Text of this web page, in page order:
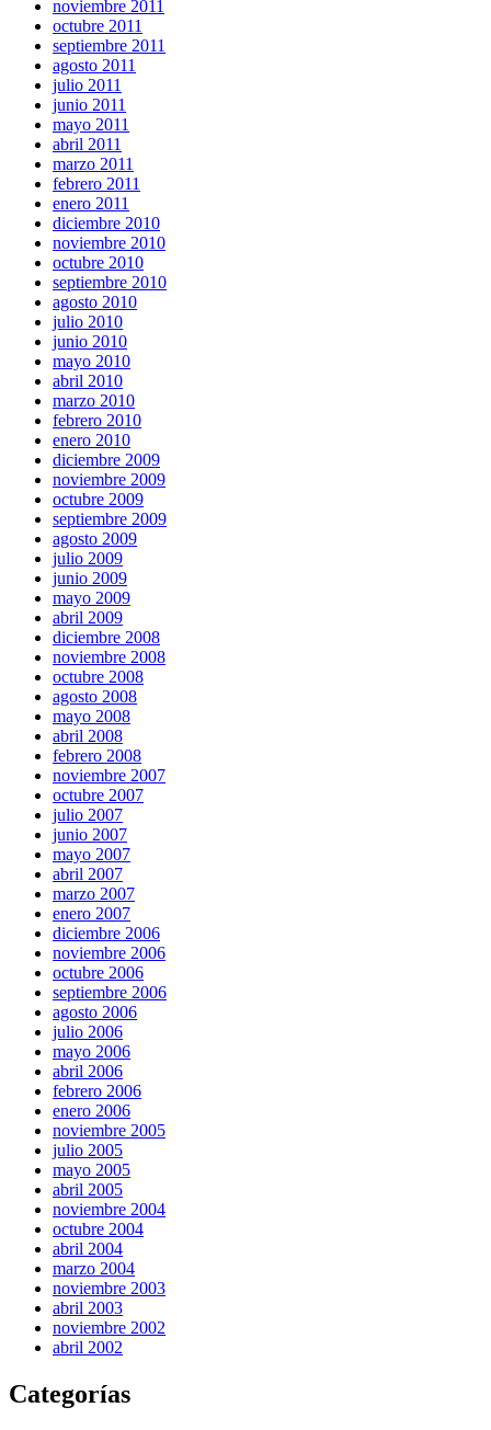
noviembre 2011
octubre 2011
septiembre 2011
agosto 2011
julio 2011
junio 2011
mayo 2011
abril 2011
marzo 2011
febrero 2011
enero 2011
diciembre 2010
noviembre 2010
octubre 2010
septiembre 2010
agosto 2010
julio 2010
junio 2010
mayo 2010
abril 2010
marzo 2010
febrero 2010
enero 2010
diciembre 2009
noviembre 2009
octubre 2009
septiembre 2009
agosto 2009
julio 2009
junio 2009
mayo 2009
abril 2009
diciembre 2008
noviembre 2008
octubre 2008
agosto 2008
mayo 2008
abril 2008
febrero 2008
noviembre 2007
octubre 2007
julio 2007
junio 2007
mayo 2007
abril 2007
marzo 2007
enero 2007
diciembre 2006
noviembre 2006
octubre 2006
septiembre 2006
agosto 2006
julio 2006
mayo 2006
abril 2006
febrero 2006
enero 2006
noviembre 2005
julio 2005
mayo 2005
abril 2005
noviembre 2004
octubre 2004
abril 2004
marzo 2004
noviembre 2003
abril 2003
noviembre 2002
abril 2002
Categorías